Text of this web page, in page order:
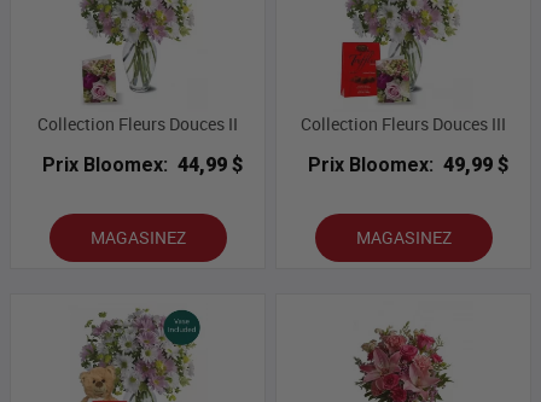
Collection Fleurs Douces II
Prix Bloomex: 44,99 $
MAGASINEZ
Collection Fleurs Douces III
Prix Bloomex: 49,99 $
MAGASINEZ